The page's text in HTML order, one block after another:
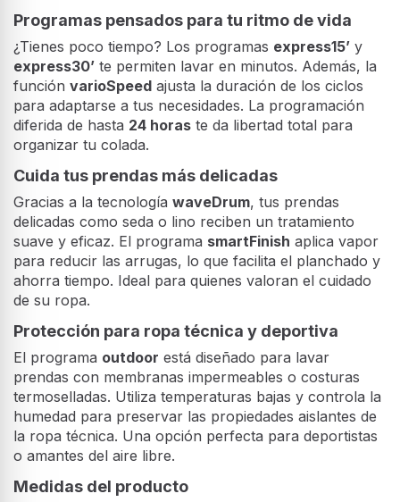
Programas pensados para tu ritmo de vida
¿Tienes poco tiempo? Los programas express15’ y
express30’ te permiten lavar en minutos. Además, la
función varioSpeed ajusta la duración de los ciclos
para adaptarse a tus necesidades. La programación
diferida de hasta 24 horas te da libertad total para
organizar tu colada.
Cuida tus prendas más delicadas
Gracias a la tecnología waveDrum, tus prendas
delicadas como seda o lino reciben un tratamiento
suave y eficaz. El programa smartFinish aplica vapor
para reducir las arrugas, lo que facilita el planchado y
ahorra tiempo. Ideal para quienes valoran el cuidado
de su ropa.
Protección para ropa técnica y deportiva
El programa outdoor está diseñado para lavar
prendas con membranas impermeables o costuras
termoselladas. Utiliza temperaturas bajas y controla la
humedad para preservar las propiedades aislantes de
la ropa técnica. Una opción perfecta para deportistas
o amantes del aire libre.
Medidas del producto